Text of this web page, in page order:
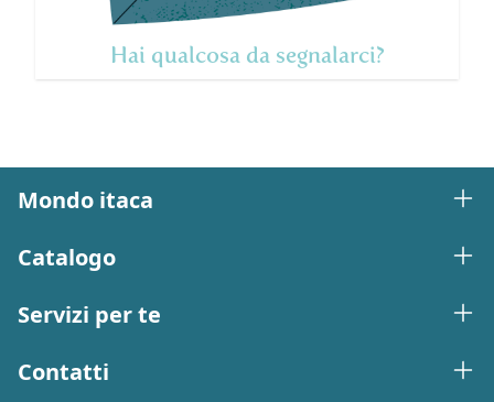
Hai qualcosa da segnalarci?
Mondo itaca
Catalogo
Servizi per te
Contatti